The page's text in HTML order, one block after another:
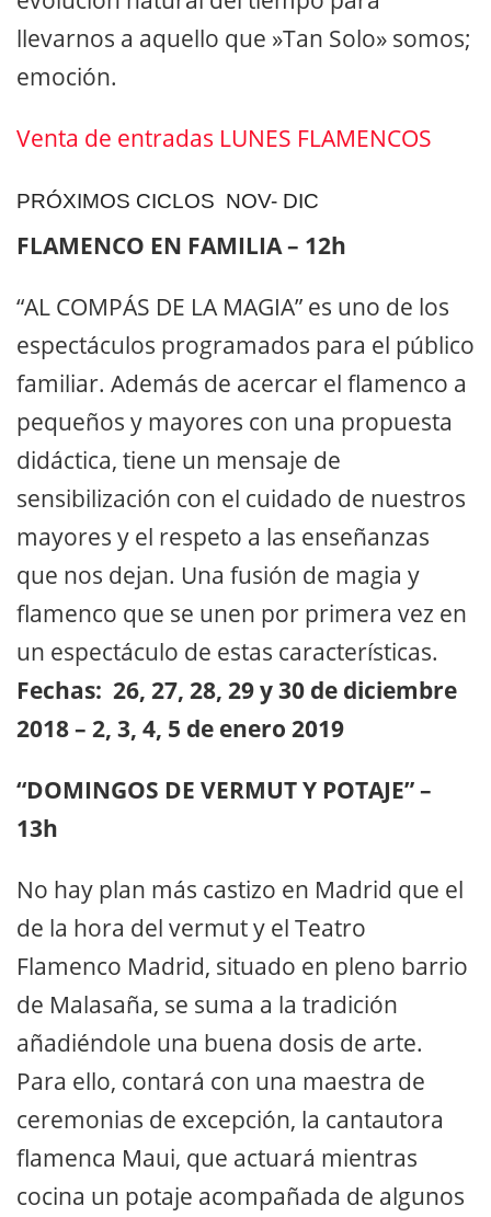
llevarnos a aquello que ​»Tan Solo»​ somos;
emoción.
Venta de entradas LUNES FLAMENCOS
PRÓXIMOS CICLOS NOV- DIC
FLAMENCO EN FAMILIA – 12h
“AL COMPÁS DE LA MAGIA”​ es uno de los
espectáculos programados para el público
familiar. Además de acercar el flamenco a
pequeños y mayores con una propuesta
didáctica, tiene un mensaje de
sensibilización con el cuidado de nuestros
mayores y el respeto a las enseñanzas
que nos dejan. Una fusión de magia y
flamenco que se unen por primera vez en
un espectáculo de estas características.
Fechas: 26, 27, 28, 29 y 30 de diciembre
2018 – 2, 3, 4, 5 de enero 2019
“DOMINGOS DE VERMUT Y POTAJE” –
13h
No hay plan más castizo en Madrid que el
de la hora del vermut y el Teatro
Flamenco Madrid, situado en pleno barrio
de Malasaña, se suma a la tradición
añadiéndole una buena dosis de arte.
Para ello, contará con una maestra de
ceremonias de excepción, la cantautora
flamenca ​Maui​, que actuará mientras
cocina un potaje acompañada de algunos